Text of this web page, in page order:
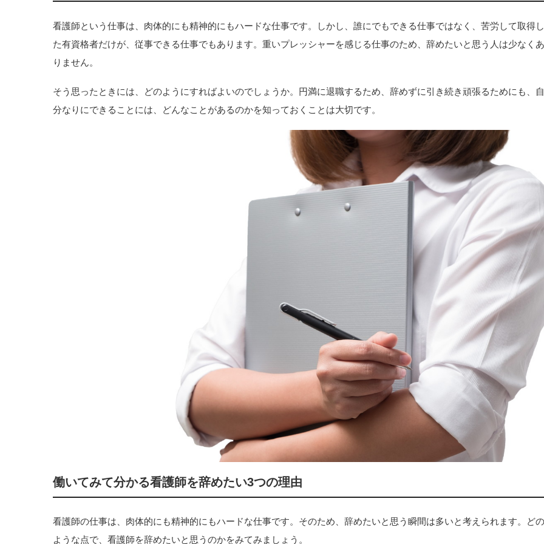
看護師という仕事は、肉体的にも精神的にもハードな仕事です。しかし、誰にでもできる仕事ではなく、苦労して取得し
た有資格者だけが、従事できる仕事でもあります。重いプレッシャーを感じる仕事のため、辞めたいと思う人は少なくあ
りません。
そう思ったときには、どのようにすればよいのでしょうか。円満に退職するため、辞めずに引き続き頑張るためにも、自
分なりにできることには、どんなことがあるのかを知っておくことは大切です。
働いてみて分かる看護師を辞めたい3つの理由
看護師の仕事は、肉体的にも精神的にもハードな仕事です。そのため、辞めたいと思う瞬間は多いと考えられます。どの
ような点で、看護師を辞めたいと思うのかをみてみましょう。